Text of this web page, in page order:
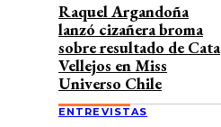
Raquel Argandoña
lanzó cizañera broma
sobre resultado de Cata
Vellejos en Miss
Universo Chile
ENTREVISTAS